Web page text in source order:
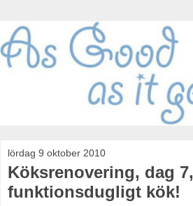
lördag 9 oktober 2010
Köksrenovering, dag 7,
funktionsdugligt kök!